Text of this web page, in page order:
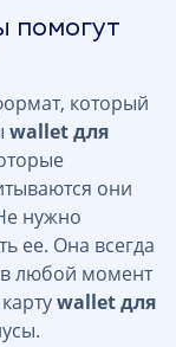
помогут
который
wallet для
они
нужно
ее. Она всегда
в любой момент
wallet для